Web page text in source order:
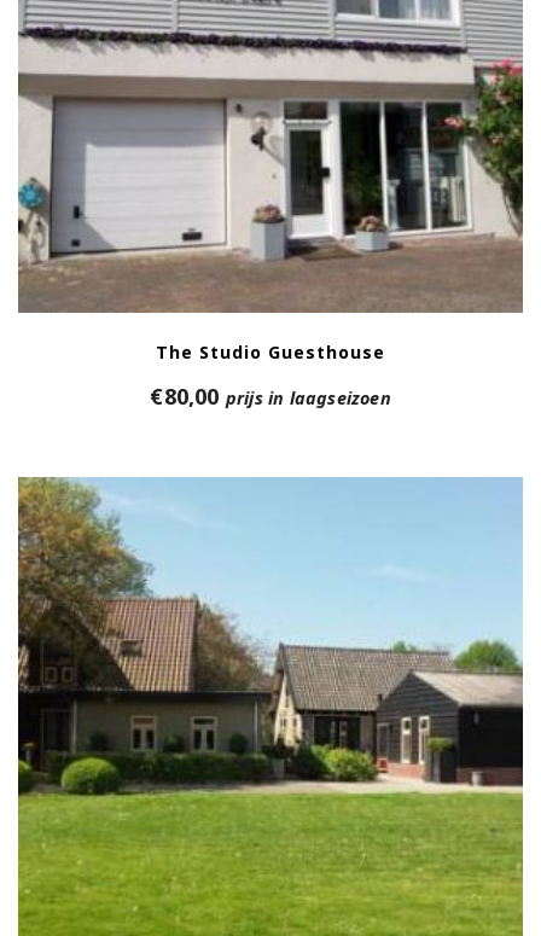
The Studio Guesthouse
€80,00 prijs in laagseizoen